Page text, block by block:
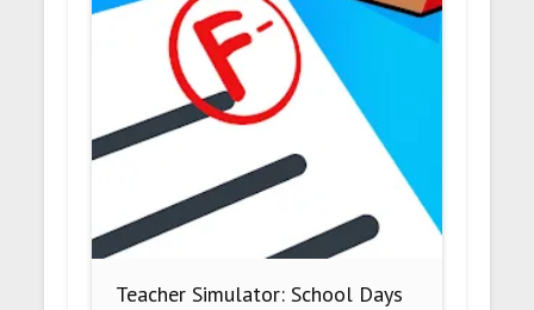
Teacher Simulator: School Days